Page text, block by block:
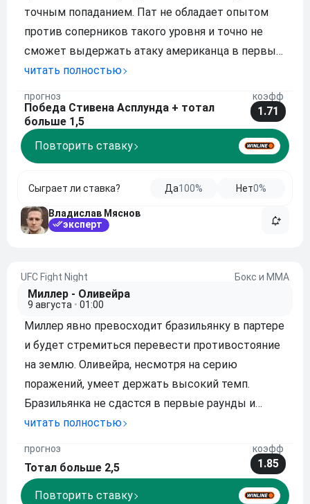
точным попаданием. Пат не обладает опытом
против соперников такого уровня и точно не
сможет выдержать атаку американца в первые
минуты боя. При этом бразилец сумеет
габаритов и работы в клинче. Моя ставка:
Победа Стивена Асп
читать полностью
прогноз
Победа Стивена Асплунда + тотал
больше 1,5
коэфф
1.71
Повторить ставку
Сыграет ли ставка? Да100% Нет0%
Владислав Мяснов
эксперт
UFC Fight Night Бокс и ММА
Миллер - Оливейра
9 августа • 01:00
Миллер явно превосходит бразильянку в партере
и будет стремиться перевести противостояние
на землю. Оливейра, несмотря на серию
поражений, умеет держать высокий темп.
Бразильянка не сдастся в первые раунды и
постарается вымотать американку разменами в
предпочитая выигрывать решениями, а у
Оливейры за плечам
читать полностью
прогноз
Тотал больше 2,5
коэфф
1.85
Повторить ставку